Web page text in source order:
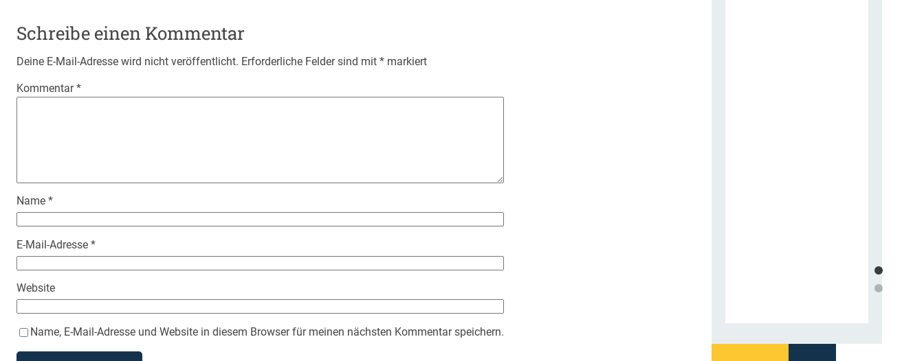
Schreibe einen Kommentar
Deine E-Mail-Adresse wird nicht veröffentlicht. Erforderliche Felder sind mit * markiert
Kommentar*
Name *
E-Mail-Adresse *
Website
Name, E-Mail-Adresse und Website in diesem Browser für meinen nächsten Kommentar speichern.